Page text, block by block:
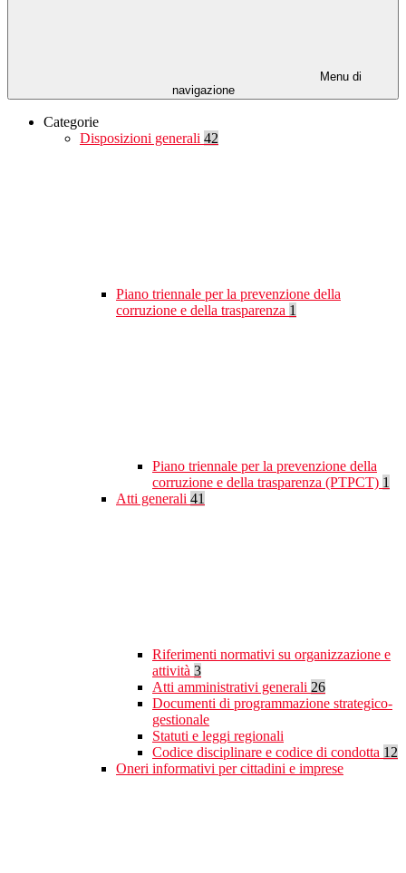
Menu di
navigazione
Categorie
Disposizioni generali 42
Piano triennale per la prevenzione della
corruzione e della trasparenza 1
Piano triennale per la prevenzione della
corruzione e della trasparenza (PTPCT) 1
Atti generali 41
Riferimenti normativi su organizzazione e
attività 3
Atti amministrativi generali 26
Documenti di programmazione strategico-
gestionale
Statuti e leggi regionali
Codice disciplinare e codice di condotta 12
Oneri informativi per cittadini e imprese